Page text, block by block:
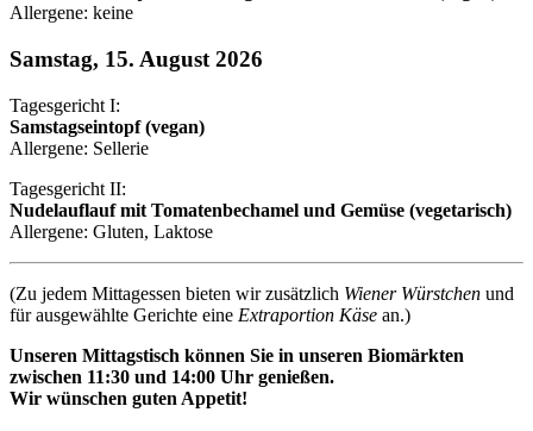
Allergene: keine
Samstag, 15. August 2026
Tagesgericht I:
Samstagseintopf (vegan)
Allergene: Sellerie
Tagesgericht II:
Nudelauflauf mit Tomatenbechamel und Gemüse (vegetarisch)
Allergene: Gluten, Laktose
(Zu jedem Mittagessen bieten wir zusätzlich Wiener Würstchen und
für ausgewählte Gerichte eine Extraportion Käse an.)
Unseren Mittagstisch können Sie in unseren Biomärkten
zwischen 11:30 und 14:00 Uhr genießen.
Wir wünschen guten Appetit!